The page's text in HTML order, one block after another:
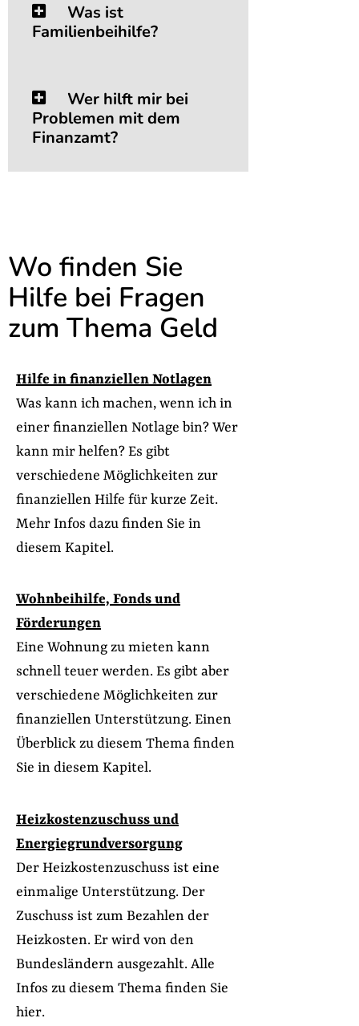
Was ist
Familienbeihilfe?
Wer hilft mir bei
Problemen mit dem
Finanzamt?
Wo finden Sie
Hilfe bei Fragen
zum Thema Geld
Hilfe in finanziellen Notlagen
Was kann ich machen, wenn ich in
einer finanziellen Notlage bin? Wer
kann mir helfen? Es gibt
verschiedene Möglichkeiten zur
finanziellen Hilfe für kurze Zeit.
Mehr Infos dazu finden Sie in
diesem Kapitel.
Wohnbeihilfe, Fonds und
Förderungen
Eine Wohnung zu mieten kann
schnell teuer werden. Es gibt aber
verschiedene Möglichkeiten zur
finanziellen Unterstützung. Einen
Überblick zu diesem Thema finden
Sie in diesem Kapitel.
Heizkostenzuschuss und
Energiegrundversorgung
Der Heizkostenzuschuss ist eine
einmalige Unterstützung. Der
Zuschuss ist zum Bezahlen der
Heizkosten. Er wird von den
Bundesländern ausgezahlt. Alle
Infos zu diesem Thema finden Sie
hier.